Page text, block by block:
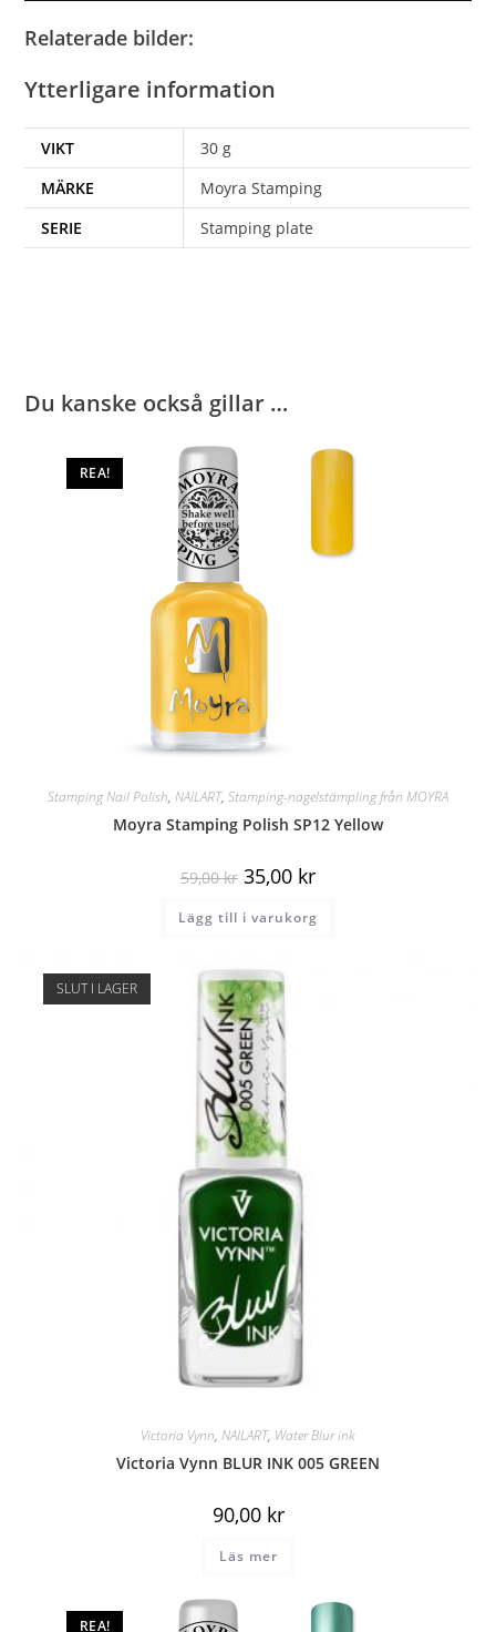
Relaterade bilder:
Ytterligare information
VIKT
30 g
MÄRKE
Moyra Stamping
SERIE
Stamping plate
Du kanske också gillar …
REA!
Stamping Nail Polish, NAILART, Stamping-nagelstämpling från MOYRA
Moyra Stamping Polish SP12 Yellow
59,00kr 35,00 kr
Lägg till i varukorg
SLUT I LAGER
Victoria Vynn, NAILART, Water Blur ink
Victoria Vynn BLUR INK 005 GREEN
90,00 kr
Läs mer
REA!